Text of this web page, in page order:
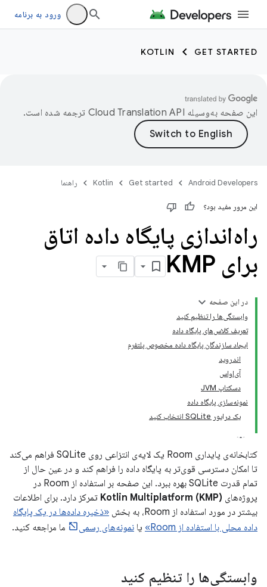
ورود به برنامه
GET STARTED
KOTLIN
این صفحه به‌وسیله ترجمه شده است.
Android Developers
Get started
Kotlin راهنما
این مرور مفید بود؟
راه‌اندازی پایگاه داده اتاق
برای KMP
در این صفحه
وابستگی‌ها را تنظیم کنید
تعریف کلاس‌های پایگاه داده
ایجاد سازندگان پایگاه داده مخصوص پلتفرم
اندروید
آی‌او‌اس
دسکتاپ JVM
نمونه‌سازی پایگاه داده
یک درایور SQLite انتخاب کنید
کتابخانه‌ی پایداری Room یک لایه‌ی انتزاعی روی SQLite فراهم می‌کند
تا امکان دسترسی قوی‌تر به پایگاه داده را فراهم کند و در عین حال از
تمام قدرت SQLite بهره ببرد. این صفحه بر استفاده از Room در
پروژه‌های Kotlin Multiplatform (KMP) تمرکز دارد. برای اطلاعات
بیشتر در مورد استفاده از Room، به بخش
«ذخیره داده‌ها در یک پایگاه
داده محلی با استفاده از Room»
یا نمونه‌های رسمی ما مراجعه کنید.
وابستگی‌ها را تنظیم کنید